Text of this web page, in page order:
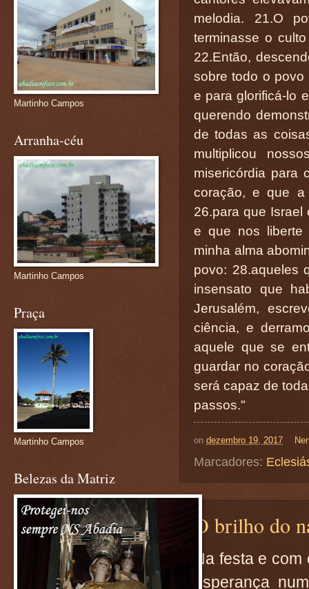
melodia. 21.O
terminasse o
22.Então,
sobre todo o povo
e para glorificá-lo
querendo
de todas as
multiplicou
misericórdia para
coração, e que
26.para que Israel
e que nos liberte
minha alma
povo: 28.aqueles
insensato que
Jerusalém,
ciência, e
aquele que se
guardar no
será capaz de
passos."
on dezembro 19, 2017
Marcadores:
O brilho do
Na festa e
esperança
Martinho Campos
Arranha-céu
Martinho Campos
Praça
Martinho Campos
Belezas da Matriz